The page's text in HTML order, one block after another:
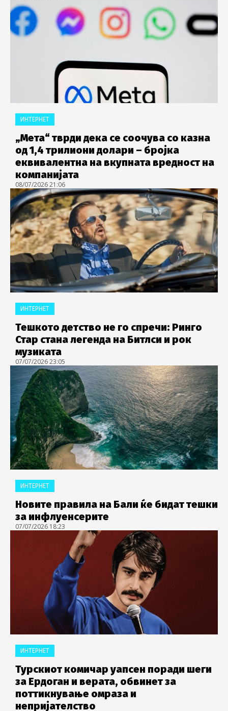
ИНТЕРНЕТ
„Мета“ тврди дека се соочува со казна
од 1,4 трилиони долари – бројка
еквивалентна на вкупната вредност на
компанијата
08/07/2026 21:06
ИНТЕРНЕТ
Тешкото детство не го спречи: Ринго
Стар стана легенда на Битлси и рок
музиката
07/07/2026 23:05
ИНТЕРНЕТ
Новите правила на Бали ќе бидат тешки
за инфлуенсерите
07/07/2026 18:23
ИНТЕРНЕТ
Турскиот комичар уапсен поради шеги
за Ердоган и верата, обвинет за
поттикнување омраза и
непријателство